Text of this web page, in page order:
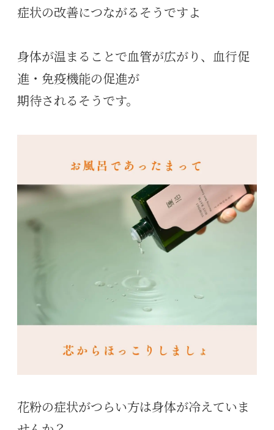
症状の改善につながるそうですよ
身体が温まることで血管が広がり、血行促
進・免疫機能の促進が
期待されるそうです。
花粉の症状がつらい方は身体が冷えていま